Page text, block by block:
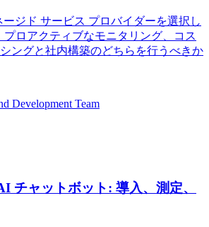
ージド サービス プロバイダーを選択し
プロアクティブなモニタリング、コス
ングと社内構築のどちらを行うべきか
Development Team
チャットボット: 導入、測定、